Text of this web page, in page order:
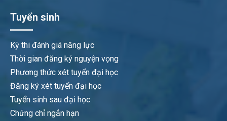
Tuyển sinh
Kỳ thi đánh giá năng lực
Thời gian đăng ký nguyện vọng
Phương thức xét tuyển đại học
Đăng ký xét tuyển đại học
Tuyển sinh sau đại học
Chứng chỉ ngắn hạn